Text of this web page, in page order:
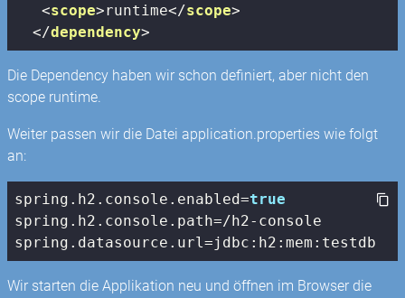
<scope>runtime</scope>
</dependency>
Die Dependency haben wir schon definiert, aber nicht den
scope runtime.
Weiter passen wir die Datei application.properties wie folgt
an:
spring.h2. console .enabled=true
spring.h2. console .path=/h2- console
spring.datasource.url=jdbc:h2:mem:testdb
Wir starten die Applikation neu und öffnen im Browser die